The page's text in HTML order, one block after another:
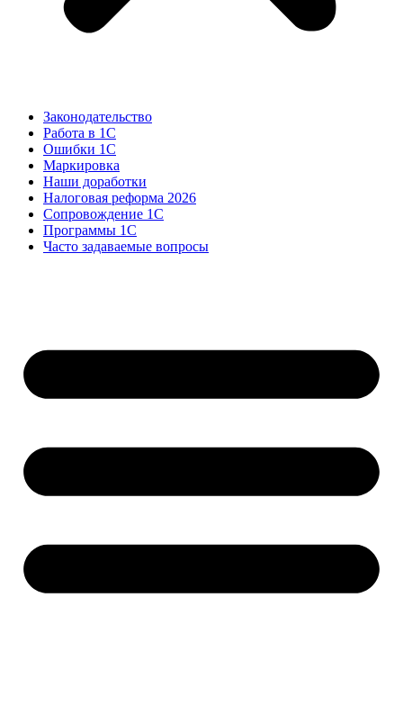
Законодательство
Работа в 1С
Ошибки 1С
Маркировка
Наши доработки
Налоговая реформа 2026
Сопровождение 1С
Программы 1С
Часто задаваемые вопросы